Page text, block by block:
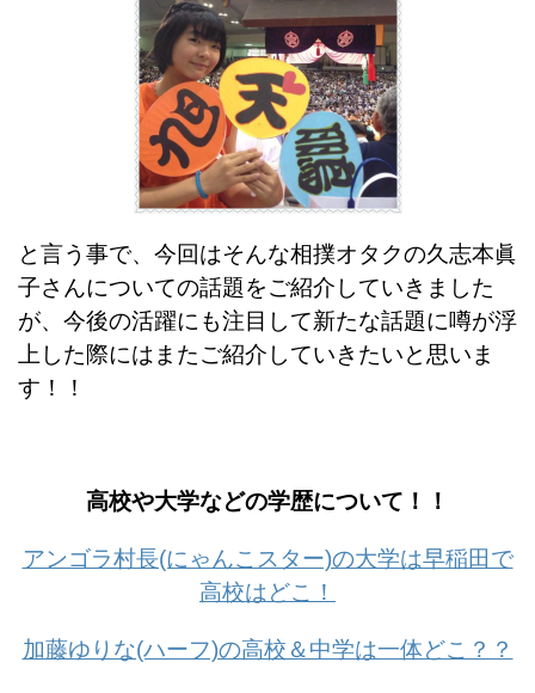
と言う事で、今回はそんな相撲オタクの久志本眞
子さんについての話題をご紹介していきました
が、今後の活躍にも注目して新たな話題に噂が浮
上した際にはまたご紹介していきたいと思いま
す！！
高校や大学などの学歴について！！
アンゴラ村長(にゃんこスター)の大学は早稲田で
高校はどこ！
加藤ゆりな(ハーフ)の高校＆中学は一体どこ？？